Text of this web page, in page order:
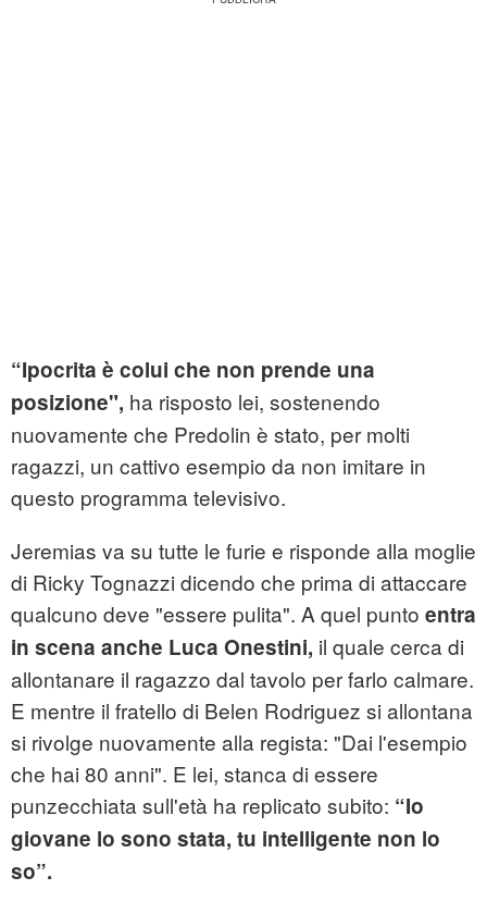
“Ipocrita è colui che non prende una
posizione", ha risposto lei, sostenendo
nuovamente che Predolin è stato, per molti
ragazzi, un cattivo esempio da non imitare in
questo programma televisivo.
Jeremias va su tutte le furie e risponde alla moglie
di Ricky Tognazzi dicendo che prima di attaccare
qualcuno deve "essere pulita". A quel punto entra
in scena anche Luca Onestini, il quale cerca di
allontanare il ragazzo dal tavolo per farlo calmare.
E mentre il fratello di Belen Rodriguez si allontana
si rivolge nuovamente alla regista: "Dai l'esempio
che hai 80 anni". E lei, stanca di essere
punzecchiata sull'età ha replicato subito: “Io
giovane lo sono stata, tu intelligente non lo
so”.